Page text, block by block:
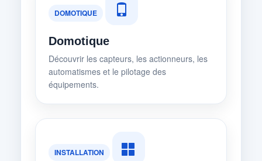
DOMOTIQUE
Domotique
Découvrir les capteurs, les actionneurs, les
automatismes et le pilotage des
équipements.
INSTALLATION